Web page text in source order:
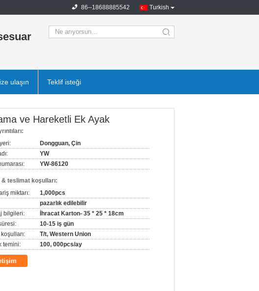
Turkish
86--18688885542
search
ulaşın Teklif isteği
ve Hareketli Ek Ayak
Dongguan, Çin
YW
YW-86120
& teslimat koşulları:
miktarı:
1,000pcs
pazarlık edilebilir
bilgileri:
İhracat Karton- 35 * 25 * 18cm
10-15 iş gün
T/t, Western Union
temini:
100, 000pcs/ay